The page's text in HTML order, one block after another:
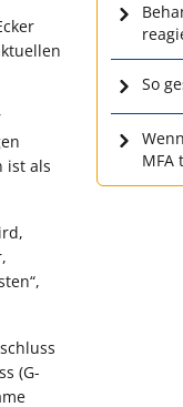
ist als
(G-
So
MFA